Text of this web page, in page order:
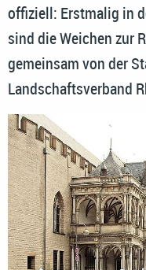
offiziell: Erstmalig in
sind die Weichen zur
gemeinsam von der
Landschaftsverband